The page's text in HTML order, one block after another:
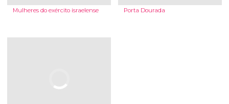
Mulheres do exército israelense Porta Dourada